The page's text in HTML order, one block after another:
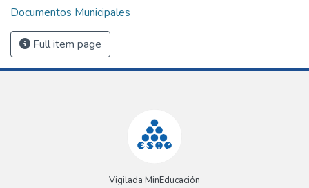
Documentos Municipales
Full item page
Vigilada MinEducación